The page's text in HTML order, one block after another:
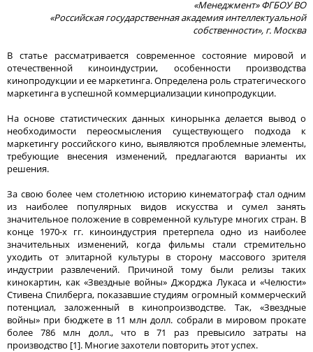
«Менеджмент» ФГБОУ ВО
«Российская государственная академия интеллектуальной
собственности», г. Москва
В статье рассматривается современное состояние мировой и
отечественной киноиндустрии, особенности производства
кинопродукции и ее маркетинга. Определена роль стратегического
маркетинга в успешной коммерциализации кинопродукции.
На основе статистических данных кинорынка делается вывод о
необходимости переосмысления существующего подхода к
маркетингу российского кино, выявляются проблемные элементы,
требующие внесения изменений, предлагаются варианты их
решения.
За свою более чем столетнюю историю кинематограф стал одним
из наиболее популярных видов искусства и сумел занять
значительное положение в современной культуре многих стран. В
конце 1970-х гг. киноиндустрия претерпела одно из наиболее
значительных изменений, когда фильмы стали стремительно
уходить от элитарной культуры в сторону массового зрителя
индустрии развлечений. Причиной тому были релизы таких
кинокартин, как «Звездные войны» Джорджа Лукаса и «Челюсти»
Стивена Спилберга, показавшие студиям огромный коммерческий
потенциал, заложенный в кинопроизводстве. Так, «Звездные
войны» при бюджете в 11 млн долл. собрали в мировом прокате
более 786 млн долл., что в 71 раз превысило затраты на
производство [1]. Многие захотели повторить этот успех.